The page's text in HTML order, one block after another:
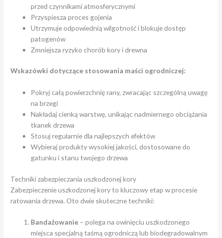
przed czynnikami atmosferycznymi
Przyspiesza proces gojenia
Utrzymuje odpowiednią wilgotność i blokuje dostęp
patogenów
Zmniejsza ryzyko chorób kory i drewna
Wskazówki dotyczące stosowania maści ogrodniczej:
Pokryj całą powierzchnię rany, zwracając szczególną uwagę
na brzegi
Nakładaj cienką warstwę, unikając nadmiernego obciążania
tkanek drzewa
Stosuj regularnie dla najlepszych efektów
Wybieraj produkty wysokiej jakości, dostosowane do
gatunku i stanu twojego drzewa
Techniki zabezpieczania uszkodzonej kory
Zabezpieczenie uszkodzonej kory to kluczowy etap w procesie
ratowania drzewa. Oto dwie skuteczne techniki:
Bandażowanie – polega na owinięciu uszkodzonego
miejsca specjalną taśmą ogrodniczą lub biodegradowalnym